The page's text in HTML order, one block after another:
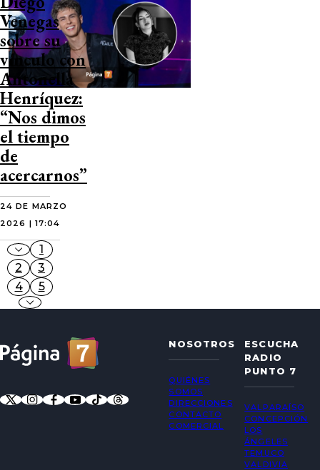
Venegas
sobre su
vínculo con
Antonella
Henríquez:
“Nos dimos
el tiempo
de
acercarnos”
24 DE MARZO
2026 | 17:04
1
2
3
4
5
NOSOTROS
QUIÉNES
SOMOS
DIRECCIONES
CONTACTO
COMERCIAL
ESCUCHA
RADIO
PUNTO 7
VALPARAÍSO
CONCEPCIÓN
LOS
ÁNGELES
TEMUCO
VALDIVIA